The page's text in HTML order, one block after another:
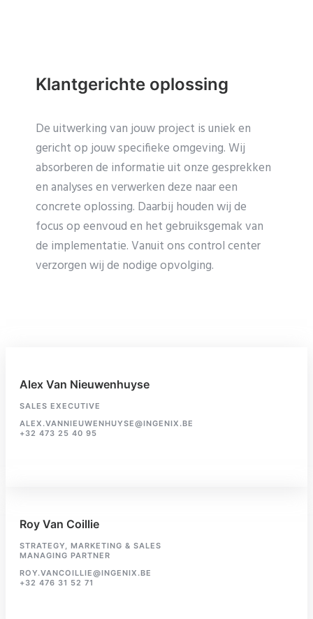
Klantgerichte oplossing
De uitwerking van jouw project is uniek en
gericht op jouw specifieke omgeving. Wij
absorberen de informatie uit onze gesprekken
en analyses en verwerken deze naar een
concrete oplossing. Daarbij houden wij de
focus op eenvoud en het gebruiksgemak van
de implementatie. Vanuit ons control center
verzorgen wij de nodige opvolging.
Alex Van Nieuwenhuyse
SALES EXECUTIVE
ALEX.VANNIEUWENHUYSE@INGENIX.BE
+32 473 25 40 95
Roy Van Coillie
STRATEGY, MARKETING & SALES
MANAGING PARTNER
ROY.VANCOILLIE@INGENIX.BE
+32 476 31 52 71